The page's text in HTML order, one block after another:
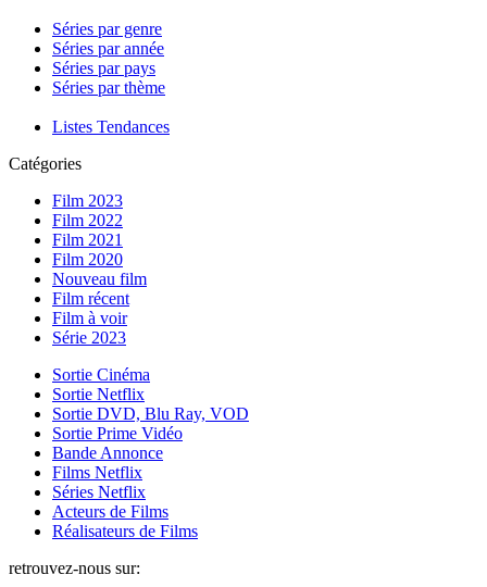
Séries par genre
Séries par année
Séries par pays
Séries par thème
Listes Tendances
Catégories
Film 2023
Film 2022
Film 2021
Film 2020
Nouveau film
Film récent
Film à voir
Série 2023
Sortie Cinéma
Sortie Netflix
Sortie DVD, Blu Ray, VOD
Sortie Prime Vidéo
Bande Annonce
Films Netflix
Séries Netflix
Acteurs de Films
Réalisateurs de Films
retrouvez-nous sur: